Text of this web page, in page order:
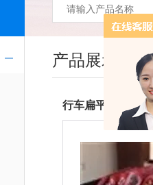
产品展示
行车扁平电缆